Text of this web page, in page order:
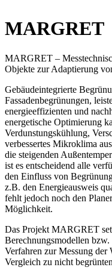
MARGRET
MARGRET –
Objekte zur Adaptierung
Gebäudeintegrierte
Fassadenbegrünungen,
energieeffizienten und
energetische Optimierung
Verdunstungskühlung,
verbessertes Mikroklima
die steigenden
ist es entscheidend alle
den Einfluss von
z.B. den Energieausweis
fehlt jedoch noch den
Möglichkeit.
Das Projekt MARGRET
Berechnungsmodellen
Verfahren zur Messung
Vergleich zu nicht